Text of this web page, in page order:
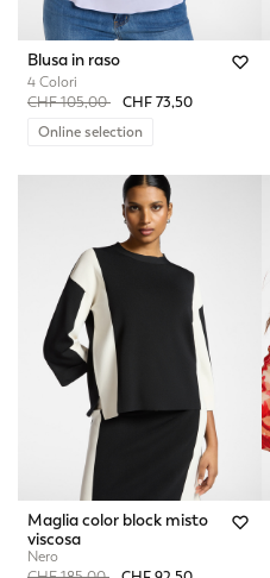
Blusa in raso
4 Colori
Price reduced from
CHF 105,00toCHF 73,50
Online selection
Maglia color block misto
viscosa
Nero